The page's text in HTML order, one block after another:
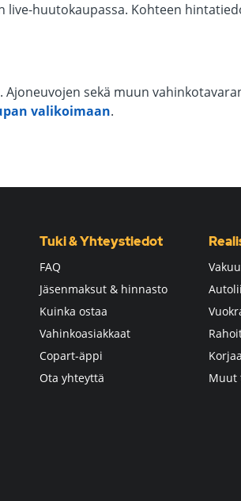
huutokaupassa. Kohteen
sekä muun
valikoimaan.
Tuki & Yhteystiedot
FAQ
Jäsenmaksut & hinnasto
Kuinka ostaa
Vahinkoasiakkaat
Copart-äppi
Ota yhteyttä
Muut